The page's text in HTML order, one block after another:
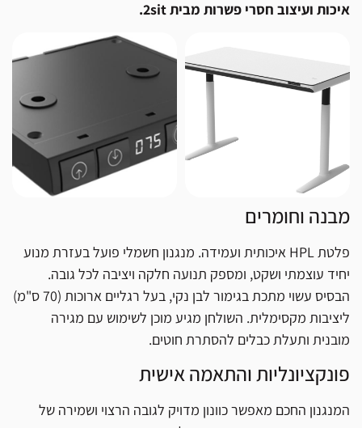
איכות ועיצוב חסרי פשרות מבית 2sit.
מבנה וחומרים
פלטת HPL איכותית ועמידה. מנגנון חשמלי פועל בעזרת מנוע
יחיד עוצמתי ושקט, ומספק תנועה חלקה ויציבה לכל גובה.
הבסיס עשוי מתכת בגימור לבן נקי, בעל רגליים ארוכות (70 ס"מ)
ליציבות מקסימלית. השולחן מגיע מוכן לשימוש עם מגירה
מובנית ותעלת כבלים להסתרת חוטים.
פונקציונליות והתאמה אישית
המנגנון החכם מאפשר כוונון מדויק לגובה הרצוי ושמירה של